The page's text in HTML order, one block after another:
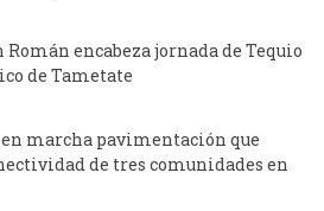
Román encabeza jornada de Tequio
de Tametate
en marcha pavimentación que
de tres comunidades en